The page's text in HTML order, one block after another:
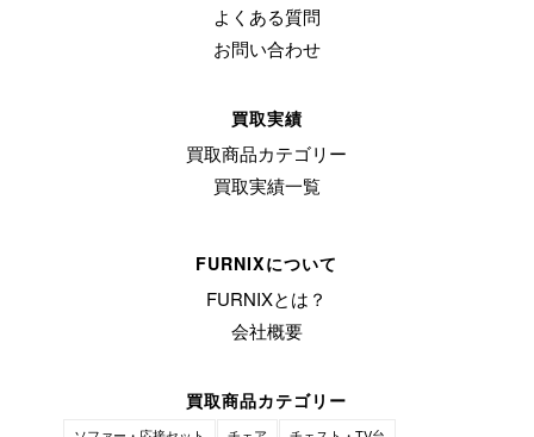
よくある質問
お問い合わせ
買取実績
買取商品カテゴリー
買取実績一覧
FURNIXについて
FURNIXとは？
会社概要
買取商品カテゴリー